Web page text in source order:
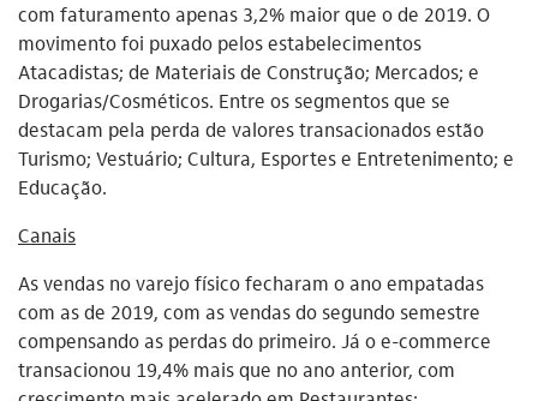
com faturamento apenas 3,2% maior que o de 2019. O
movimento foi puxado pelos estabelecimentos
Atacadistas; de Materiais de Construção; Mercados; e
Drogarias/Cosméticos. Entre os segmentos que se
destacam pela perda de valores transacionados estão
Turismo; Vestuário; Cultura, Esportes e Entretenimento; e
Educação.
Canais
As vendas no varejo físico fecharam o ano empatadas
com as de 2019, com as vendas do segundo semestre
compensando as perdas do primeiro. Já o e-commerce
transacionou 19,4% mais que no ano anterior, com